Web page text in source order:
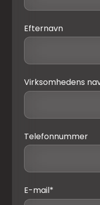
Efternavn
Virksomhedens
Telefonnummer
E-mail*